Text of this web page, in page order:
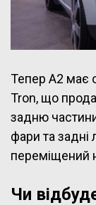
Тепер A2 має
Tron, що
задню
фари та задні
переміщений
Чи